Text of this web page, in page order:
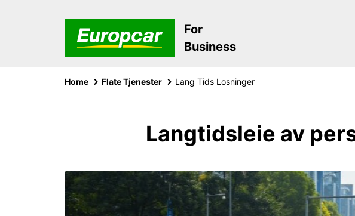
For
Business
Home Flate Tjenester Lang Tids Losninger
Langtidsleie av